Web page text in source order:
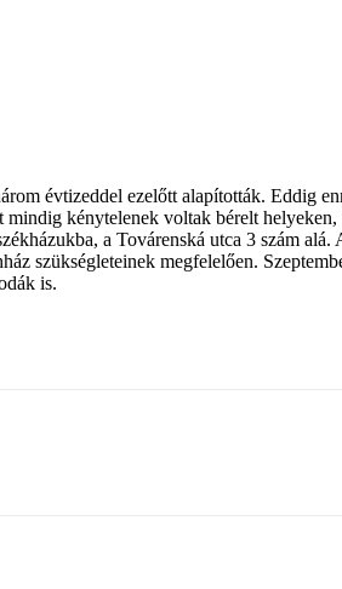
évtizeddel ezelőtt alapították. Eddig
kénytelenek voltak bérelt
a Továrenská utca 3 szám
szükségleteinek megfelelően.
is.